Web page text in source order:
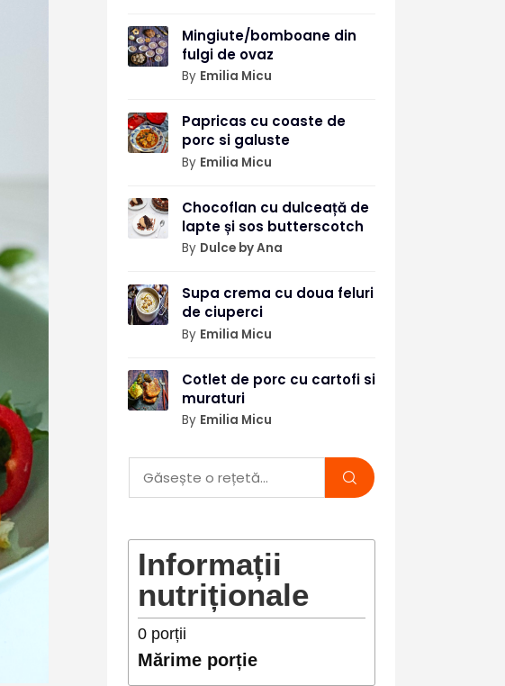
Mingiute/bomboane din
fulgi de ovaz
By Emilia Micu
Papricas cu coaste de
porc si galuste
By Emilia Micu
Chocoflan cu dulceață de
lapte și sos butterscotch
By Dulce by Ana
Supa crema cu doua feluri
de ciuperci
By Emilia Micu
Cotlet de porc cu cartofi si
muraturi
By Emilia Micu
Informații
nutriționale
0porții
Mărime porție